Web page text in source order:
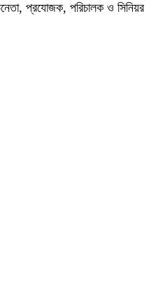
প্রযোজক, পরিচালক ও সিনিয়র